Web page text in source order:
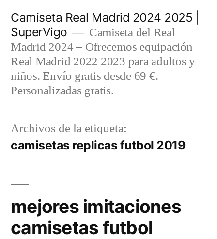
contenido
Camiseta Real Madrid 2024 2025 |
SuperVigo
Camiseta del Real
Madrid 2024 – Ofrecemos equipación
Real Madrid 2022 2023 para adultos y
niños. Envío gratis desde 69 €.
Personalizadas gratis.
Archivos de la etiqueta:
camisetas replicas futbol 2019
mejores imitaciones
camisetas futbol